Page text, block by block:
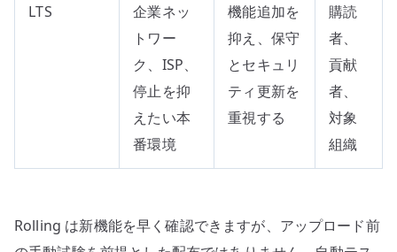
LTS
企業ネッ
トワー
ク、ISP、
停止を抑
えたい本
番環境
機能追加を
抑え、保守
とセキュリ
ティ更新を
重視する
購読
者、
貢献
者、
対象
組織
Rolling は新機能を早く確認できますが、アップロード前